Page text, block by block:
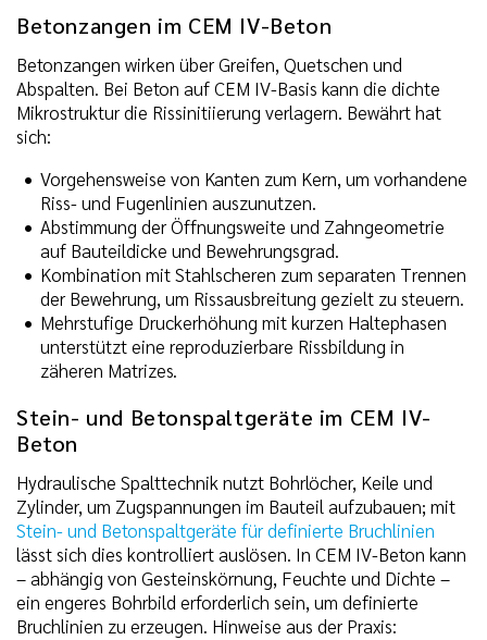
Betonzangen im CEM IV-Beton
Betonzangen wirken über Greifen, Quetschen und
Abspalten. Bei Beton auf CEM IV-Basis kann die dichte
Mikrostruktur die Rissinitiierung verlagern. Bewährt hat
sich:
Vorgehensweise von Kanten zum Kern, um vorhandene
Riss- und Fugenlinien auszunutzen.
Abstimmung der Öffnungsweite und Zahngeometrie
auf Bauteildicke und Bewehrungsgrad.
Kombination mit Stahlscheren zum separaten Trennen
der Bewehrung, um Rissausbreitung gezielt zu steuern.
Mehrstufige Druckerhöhung mit kurzen Haltephasen
unterstützt eine reproduzierbare Rissbildung in
zäheren Matrizes.
Stein- und Betonspaltgeräte im CEM IV-
Beton
Hydraulische Spalttechnik nutzt Bohrlöcher, Keile und
Zylinder, um Zugspannungen im Bauteil aufzubauen; mit
Stein- und Betonspaltgeräte für definierte Bruchlinien
lässt sich dies kontrolliert auslösen. In CEM IV-Beton kann
– abhängig von Gesteinskörnung, Feuchte und Dichte –
ein engeres Bohrbild erforderlich sein, um definierte
Bruchlinien zu erzeugen. Hinweise aus der Praxis: